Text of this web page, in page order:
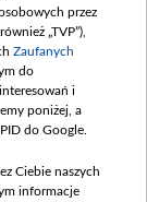
przez
„TVP”),
Zaufanych
do
i
poniżej, a
do Google.
Ciebie naszych
informacje